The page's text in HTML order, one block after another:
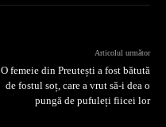
Articolul următor
O femeie din Preutești a fost bătută
de fostul soț, care a vrut să-i dea o
pungă de pufuleți fiicei lor